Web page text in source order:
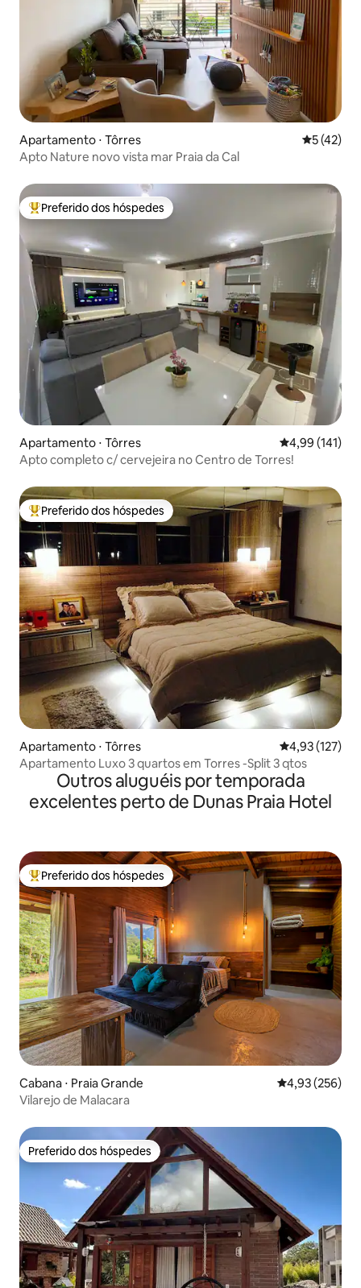
Apartamento ⋅ Tôrres 5 de uma
5 (42)
Apto Nature novo vista mar Praia da Cal
Entre os melhores preferidos dos hóspedes
Preferido dos hóspedes
Apartamento ⋅ Tôrres 4,99 de uma
4,99 (141)
Apto completo c/ cervejeira no Centro de Torres!
Entre os melhores preferidos dos hóspedes
Preferido dos hóspedes
Apartamento ⋅ Tôrres 4,93 de uma
4,93 (127)
Apartamento Luxo 3 quartos em Torres -Split 3 qtos
Outros aluguéis por temporada
excelentes perto de Dunas Praia Hotel
Entre os melhores preferidos dos hóspedes
Preferido dos hóspedes
Cabana ⋅ Praia Grande 4,93 de uma
4,93 (256)
Vilarejo de Malacara
Preferido dos hóspedes
Preferido dos hóspedes